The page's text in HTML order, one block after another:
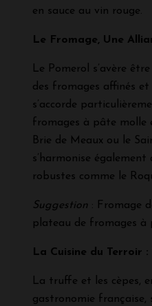
en sauce au vin rouge.
Le Fromage, Une
Le Pomerol s’avère
des fromages affinés
s’accorde
fromages à pâte molle
Brie de Meaux ou le
s’harmonise
robustes comme le
Suggestion : Fromage
plateau de fromages à
La Cuisine du Terroir
La truffe et les cèpes,
gastronomie française,